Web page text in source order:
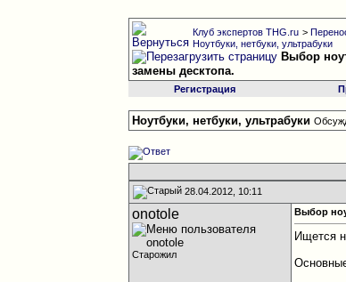
Клуб экспертов THG.ru >
Ноутбуки, нетбуки, ультрабуки
Выбор
замены десктопа.
Регистрация
Ноутбуки, нетбуки, ультрабуки
28.04.2012, 10:11
onotole
Старожил
Выбор
Ищется